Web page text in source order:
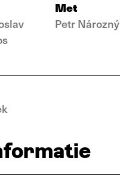
Met
Petr Nározný